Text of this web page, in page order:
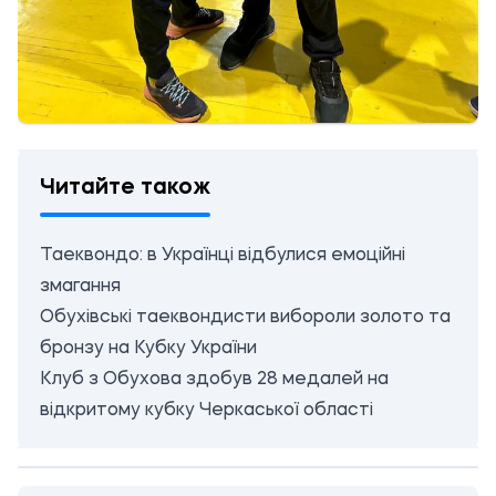
Читайте також
Таеквондо: в Українці відбулися емоційні
змагання
Обухівські таеквондисти вибороли золото та
бронзу на Кубку України
Клуб з Обухова здобув 28 медалей на
відкритому кубку Черкаської області